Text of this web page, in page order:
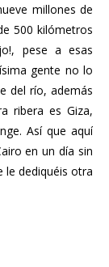
500 kilómetros
pese a esas
gente no lo
del río, además
ribera es Giza,
Así que aquí
en un día sin
le dediquéis otra